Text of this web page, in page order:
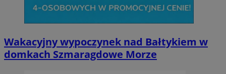
Wakacyjny wypoczynek nad Bałtykiem w
domkach Szmaragdowe Morze
Niezbędne pliki cookie umożliwiają korzystanie z podstawowych
takich jak logowanie użytkownika i zarządzanie kontem. Bez